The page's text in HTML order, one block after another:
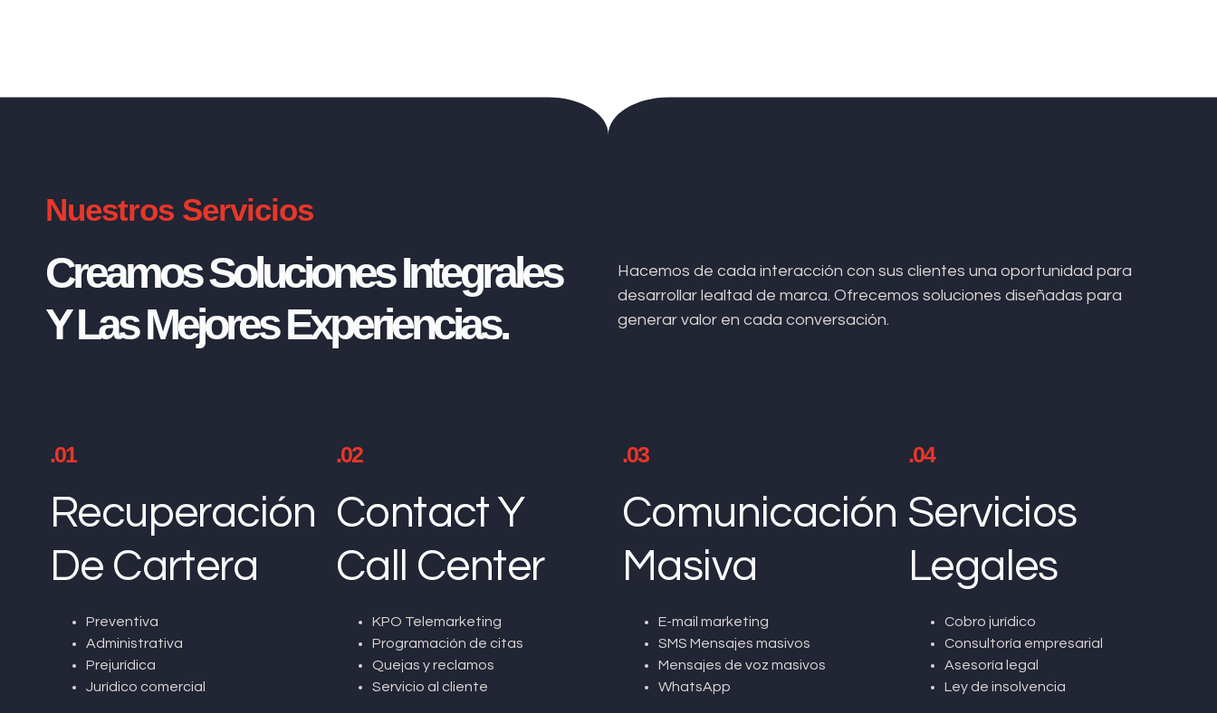
Nuestros Servicios
Creamos Soluciones Integrales
Y Las Mejores Experiencias.
Hacemos de cada interacción con sus clientes una oportunidad para
desarrollar lealtad de marca. Ofrecemos soluciones diseñadas para
generar valor en cada conversación.
.01
Recuperación
De Cartera
Preventiva
Administrativa
Prejurídica
Jurídico comercial
.02
Contact Y
Call Center
KPO Telemarketing
Programación de citas
Quejas y reclamos
Servicio al cliente
.03
Comunicación
Masiva
E-mail marketing
SMS Mensajes masivos
Mensajes de voz masivos
WhatsApp
.04
Servicios
Legales
Cobro jurídico
Consultoría empresarial
Asesoría legal
Ley de insolvencia